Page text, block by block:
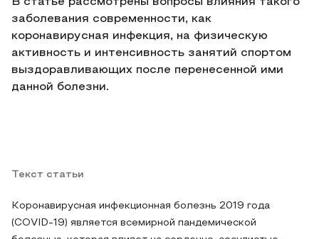
В статье рассмотрены вопросы влияния такого
заболевания современности, как
коронавирусная инфекция, на физическую
активность и интенсивность занятий спортом
выздоравливающих после перенесенной ими
данной болезни.
Текст статьи
Коронавирусная инфекционная болезнь 2019 года
(COVID-19) является всемирной пандемической